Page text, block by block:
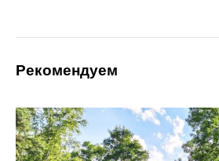
Рекомендуем